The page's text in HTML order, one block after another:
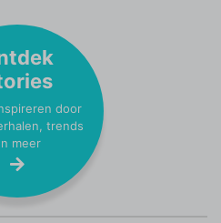
door
trends
meer